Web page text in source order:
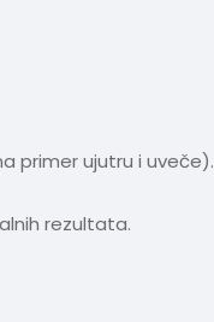
primer ujutru i uveče).
rezultata.